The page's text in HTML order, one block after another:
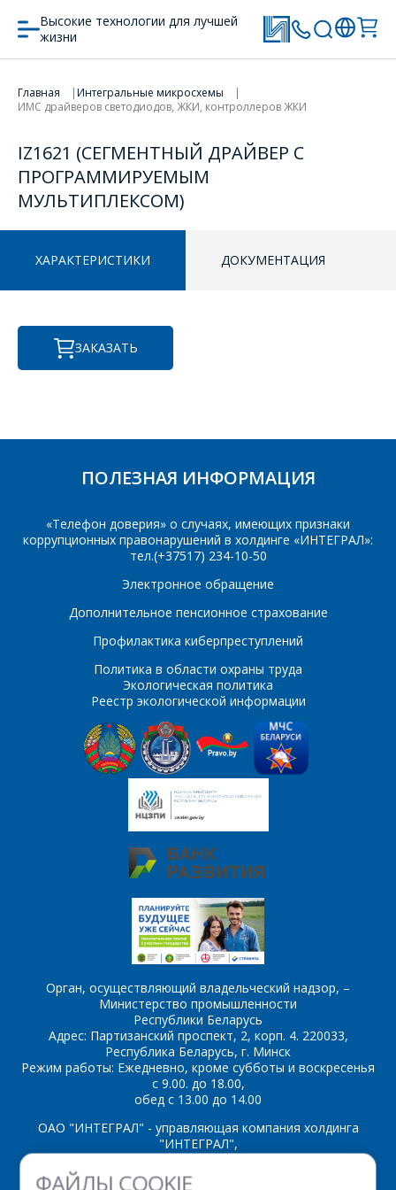
ФАЙЛЫ COOKIE
Высокие технологии для лучшей
жизни
ПОИСК
Главная
Интегральные микросхемы
ИМС драйверов светодиодов, ЖКИ, контроллеров ЖКИ
IZ1621 (СЕГМЕНТНЫЙ ДРАЙВЕР С
ПРОГРАММИРУЕМЫМ
МУЛЬТИПЛЕКСОМ)
ХАРАКТЕРИСТИКИ ДОКУМЕНТАЦИЯ
ЗАКАЗАТЬ
ПЕРЕЙТИ В КОРЗИНУ
ПРОДОЛЖИТЬ ПОКУПКИ
ПЕРЕЙТИ В КОРЗИНУ
ПРОДОЛЖИТЬ ПОКУПКИ
ПОЛЕЗНАЯ ИНФОРМАЦИЯ
«Телефон доверия» о случаях, имеющих признаки
коррупционных правонарушений в холдинге «ИНТЕГРАЛ»:
тел.(+37517) 234-10-50
Электронное обращение
Дополнительное пенсионное страхование
Профилактика киберпреступлений
Политика в области охраны труда
Экологическая политика
Реестр экологической информации
Орган, осуществляющий владельческий надзор, –
Министерство промышленности
Республики Беларусь
Адрес: Партизанский проспект, 2, корп. 4. 220033,
Республика Беларусь, г. Минск
Режим работы: Ежедневно, кроме субботы и воскресенья
с 9.00. до 18.00,
обед с 13.00 до 14.00
ОАО "ИНТЕГРАЛ" - управляющая компания холдинга
"ИНТЕГРАЛ",
ул. Казинца И.П., д.121А, комната 327, г. Минск, 220108,
Форма предназначена
и ИП.
Продажи физическим
изделие, и
вопросам стоимости
и сроков поставки.
*
Телефон*
E-mail*
Интересующий товар/
услуга, их количество
*
Комментарий*
СОТРУДНИКИ
ОТВЕТЯТ НА
ВОПРОСЫ
Ваше имя*
Телефон*
E-mail
Интересующий товар/
услуга
Сообщение*
Я согласен на
обработку
персональных данных*
*- обязательные